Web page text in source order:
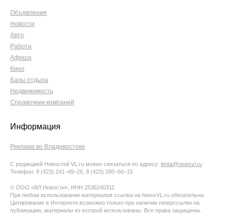
Объявления
Новости
Авто
Работа
Афиша
Кино
Базы отдыха
Недвижимость
Справочник компаний
Информация
Реклама во Владивостоке
С редакцией Новостей VL.ru можно связаться по адресу: lenta@newsvl.ru
Телефон: 8 (423) 241−49−26, 8 (423) 280−66−15
© ООО «ВЛ Новости», ИНН 2536240311
При любом использовании материалов ссылка на NewsVL.ru обязательна.
Цитирование в Интернете возможно только при наличии гиперссылки на
публикацию, материалы из которой использованы. Все права защищены.